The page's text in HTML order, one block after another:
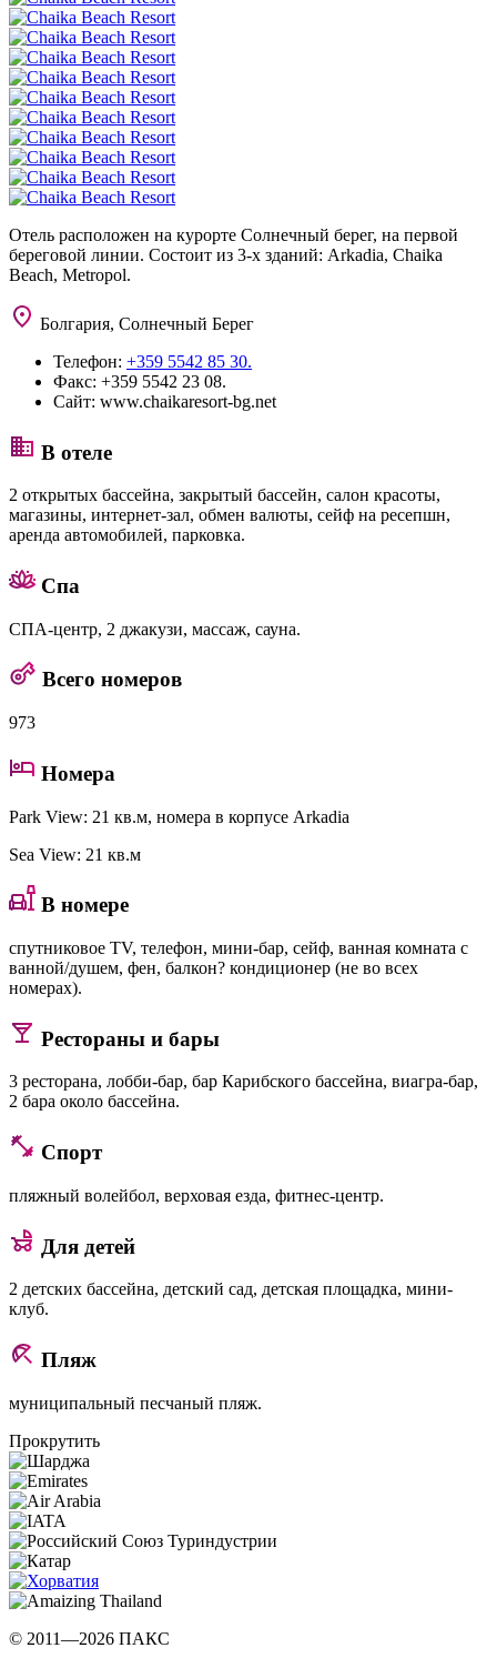
Отель расположен на курорте Солнечный берег, на первой
береговой линии. Состоит из 3-х зданий: Arkadia, Chaika
Beach, Metropol.
Болгария, Солнечный Берег
Телефон: +359 5542 85 30.
Факс: +359 5542 23 08.
Сайт: www.chaikaresort-bg.net
В отеле
2 открытых бассейна, закрытый бассейн, салон красоты,
магазины, интернет-зал, обмен валюты, сейф на ресепшн,
аренда автомобилей, парковка.
Спа
СПА-центр, 2 джакузи, массаж, сауна.
Всего номеров
973
Номера
Park View: 21 кв.м, номера в корпусе Arkadia
Sea View: 21 кв.м
В номере
спутниковое TV, телефон, мини-бар, сейф, ванная комната с
ванной/душем, фен, балкон? кондиционер (не во всех
номерах).
Рестораны и бары
3 ресторана, лобби-бар, бар Карибского бассейна, виагра-бар,
2 бара около бассейна.
Спорт
пляжный волейбол, верховая езда, фитнес-центр.
Для детей
2 детских бассейна, детский сад, детская площадка, мини-
клуб.
Пляж
муниципальный песчаный пляж.
Прокрутить
© 2011—2026 ПАКС